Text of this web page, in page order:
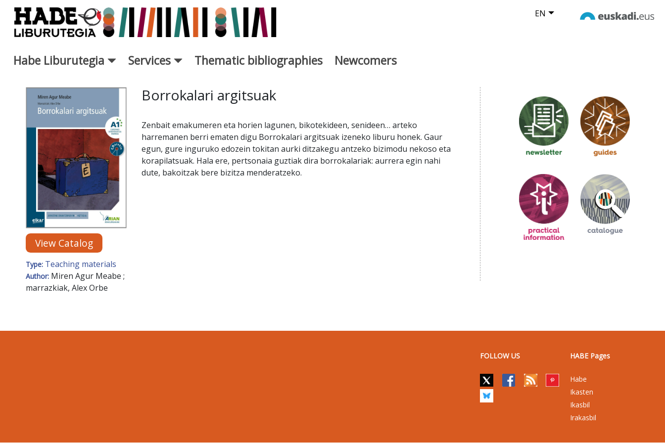
Skip to Main Content EN
Habe Liburutegia Services Thematic bibliographies Newcomers
New Books Card - Liburutegia
View Catalog
Type: Teaching materials
Author: Miren Agur Meabe ;
marrazkiak, Alex Orbe
Borrokalari argitsuak
Zenbait emakumeren eta horien lagunen, bikotekideen, senideen… arteko
harremanen berri ematen digu Borrokalari argitsuak izeneko liburu honek. Gaur
egun, gure inguruko edozein tokitan aurki ditzakegu antzeko bizimodu nekoso eta
korapilatsuak. Hala ere, pertsonaia guztiak dira borrokalariak: aurrera egin nahi
dute, bakoitzak bere bizitza menderatzeko.
FOLLOW US HABE Pages
Habe
Ikasten
Ikasbil
Irakasbil